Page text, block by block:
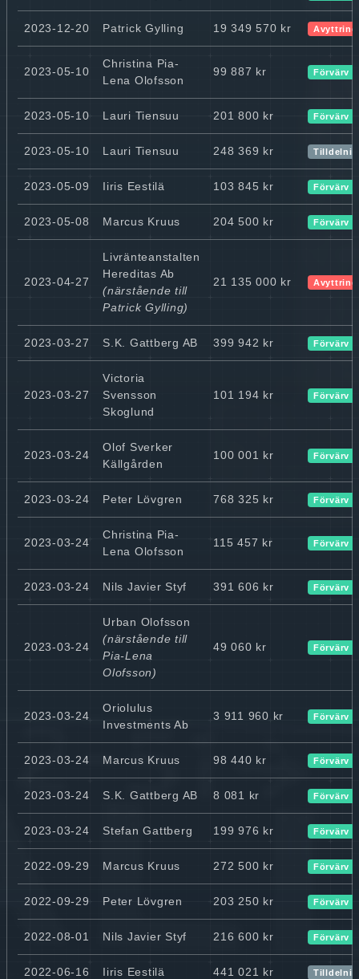
2023-12-20 Patrick Gylling 19 349 570 kr Avyttring
2023-05-10
Christina Pia-
Lena Olofsson
99 887 kr Förvärv
2023-05-10 Lauri Tiensuu 201 800 kr Förvärv
2023-05-10 Lauri Tiensuu 248 369 kr
2023-05-09 Iiris Eestilä 103 845 kr Förvärv
2023-05-08 Marcus Kruus 204 500 kr Förvärv
2023-04-27
Livränteanstalten
Hereditas Ab
(närstående till
Patrick Gylling)
21 135 000 kr Avyttring
2023-03-27 S.K. Gattberg AB 399 942 kr Förvärv
2023-03-27
Victoria
Svensson
Skoglund
101 194 kr Förvärv
2023-03-24
Olof Sverker
Källgården
100 001 kr Förvärv
2023-03-24 Peter Lövgren 768 325 kr Förvärv
2023-03-24
Christina Pia-
Lena Olofsson
115 457 kr Förvärv
2023-03-24 Nils Javier Styf 391 606 kr Förvärv
2023-03-24
Urban Olofsson
(närstående till
Pia-Lena
Olofsson)
49 060 kr Förvärv
2023-03-24
Oriolulus
Investments Ab
3 911 960 kr Förvärv
2023-03-24 Marcus Kruus 98 440 kr Förvärv
2023-03-24 S.K. Gattberg AB 8 081 kr Förvärv
2023-03-24 Stefan Gattberg 199 976 kr Förvärv
2022-09-29 Marcus Kruus 272 500 kr Förvärv
2022-09-29 Peter Lövgren 203 250 kr Förvärv
2022-08-01 Nils Javier Styf 216 600 kr Förvärv
2022-06-16 Iiris Eestilä 441 021 kr